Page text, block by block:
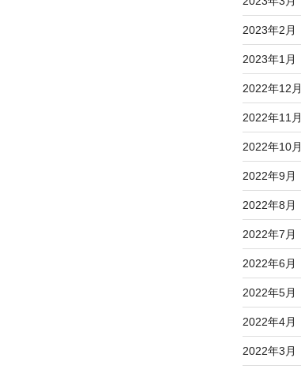
2023年2月
2023年1月
2022年12月
2022年11月
2022年10月
2022年9月
2022年8月
2022年7月
2022年6月
2022年5月
2022年4月
2022年3月